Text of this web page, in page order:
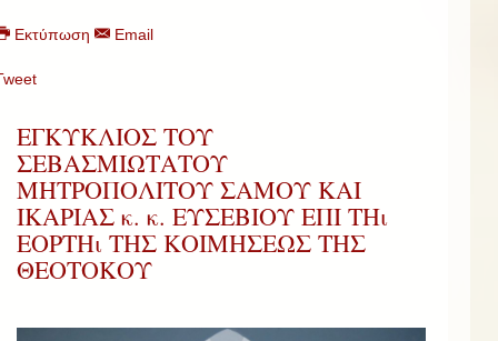
Εκτύπωση Email
ΕΓΚΥΚΛΙΟΣ ΤΟΥ
ΣΕΒΑΣΜΙΩΤΑΤΟΥ
ΜΗΤΡΟΠΟΛΙΤΟΥ ΣΑΜΟΥ ΚΑΙ
ΙΚΑΡΙΑΣ κ. κ. ΕΥΣΕΒΙΟΥ ΕΠΙ ΤΗι
ΕΟΡΤΗι ΤΗΣ ΚΟΙΜΗΣΕΩΣ ΤΗΣ
ΘΕΟΤΟΚΟΥ